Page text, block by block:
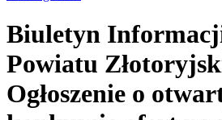
Biuletyn
Powiatu
Ogłoszenie o